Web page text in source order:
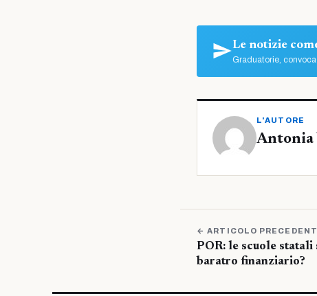
Le notizie
Graduatorie,
L'AUTORE
Antonia
← ARTICOLO
POR: le scuole
baratro finanziario?